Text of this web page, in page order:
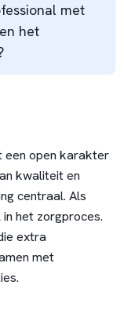
met
het
een open karakter
kwaliteit en
centraal. Als
het zorgproces.
extra
met